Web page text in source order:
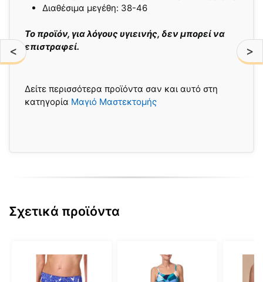
< >
Διαθέσιμα μεγέθη: 38-46
Το προϊόν, για λόγους υγιεινής, δεν μπορεί να
επιστραφεί.
Δείτε περισσότερα προϊόντα σαν και αυτό στη
κατηγορία Μαγιό Μαστεκτομής
Σχετικά προϊόντα
προϊόν
προϊόν
προϊόν